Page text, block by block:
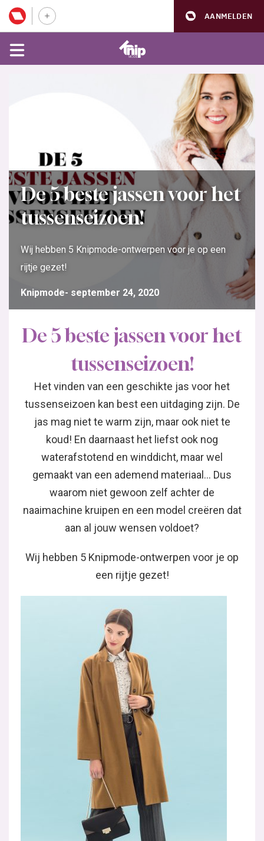
AANMELDEN
De 5 beste jassen voor het
tussenseizoen!
Wij hebben 5 Knipmode-ontwerpen voor je op een
rijtje gezet!
Knipmode september 24, 2020
De 5 beste jassen voor het
tussenseizoen!
Het vinden van een geschikte jas voor het
tussenseizoen kan best een uitdaging zijn. De
jas mag niet te warm zijn, maar ook niet te
koud! En daarnaast het liefst ook nog
waterafstotend en winddicht, maar wel
gemaakt van een ademend materiaal… Dus
waarom niet gewoon zelf achter de
naaimachine kruipen en een model creëren dat
aan al jouw wensen voldoet?
Wij hebben 5 Knipmode-ontwerpen voor je op
een rijtje gezet!